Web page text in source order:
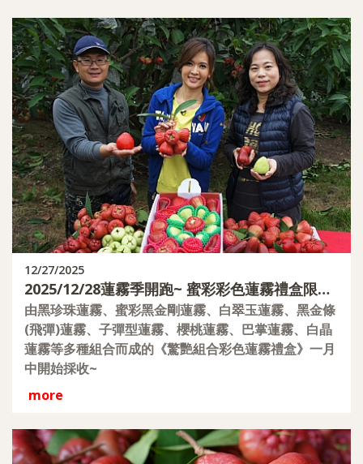
12/27/2025
2025/12/28蓮霧季開跑~ 蜜彩彩色蓮霧禮盒限量
預購
由黑珍珠蓮霧、蜜彩黑金剛蓮霧、白翠玉蓮霧、黑金條
(飛彈)蓮霧、子彈型蓮霧、櫻桃蓮霧、巴掌蓮霧、白晶
蓮霧等多種組合而成的《驚艷組合彩色蓮霧禮盒》一月
中開始採收~
more